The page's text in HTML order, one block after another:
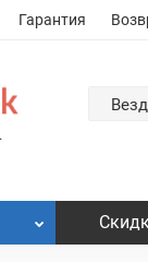
Гарантия